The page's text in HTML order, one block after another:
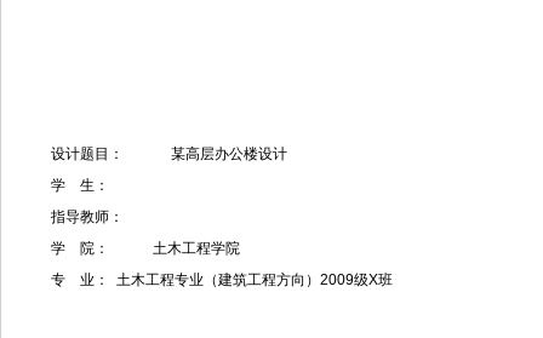
设计题目： 某高层办公楼设计
学 生：
指导教师：
学 院： 土木工程学院
专 业： 土木工程专业（建筑工程方向）2009级X班